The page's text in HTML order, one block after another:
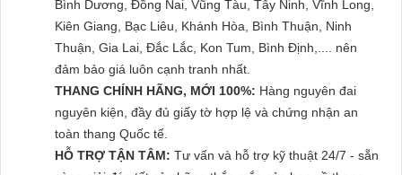
Bình Dương, Đồng Nai, Vũng Tàu, Tây Ninh, Vĩnh Long,
Kiên Giang, Bạc Liêu, Khánh Hòa, Bình Thuận, Ninh
Thuận, Gia Lai, Đắc Lắc, Kon Tum, Bình Định,.... nên
đảm bảo giá luôn cạnh tranh nhất.
THANG CHÍNH HÃNG, MỚI 100%: Hàng nguyên đai
nguyên kiện, đầy đủ giấy tờ hợp lệ và chứng nhận an
toàn thang Quốc tế.
HỖ TRỢ TẬN TÂM: Tư vấn và hỗ trợ kỹ thuật 24/7 - sẵn